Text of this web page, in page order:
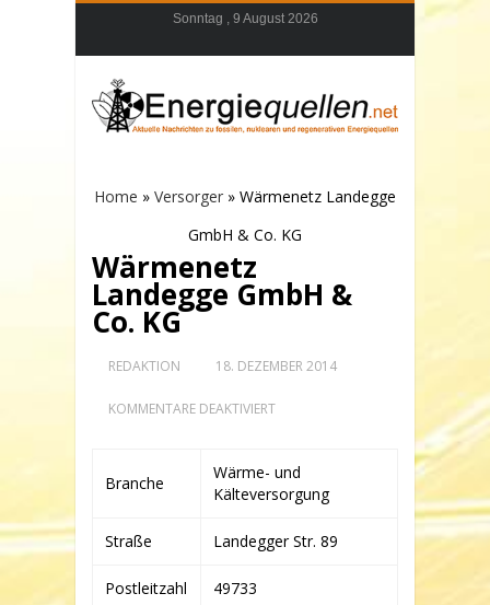
Sonntag , 9 August 2026
Home » Versorger » Wärmenetz Landegge
GmbH & Co. KG
Wärmenetz
Landegge GmbH &
Co. KG
REDAKTION 18. DEZEMBER 2014
KOMMENTARE DEAKTIVIERTFÜR
&
CO.
Branche
Wärme- und
Kälteversorgung
Straße Landegger Str. 89
Postleitzahl 49733